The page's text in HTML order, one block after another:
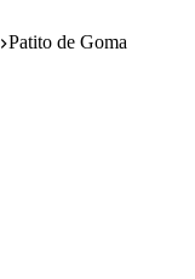
Patito de Goma